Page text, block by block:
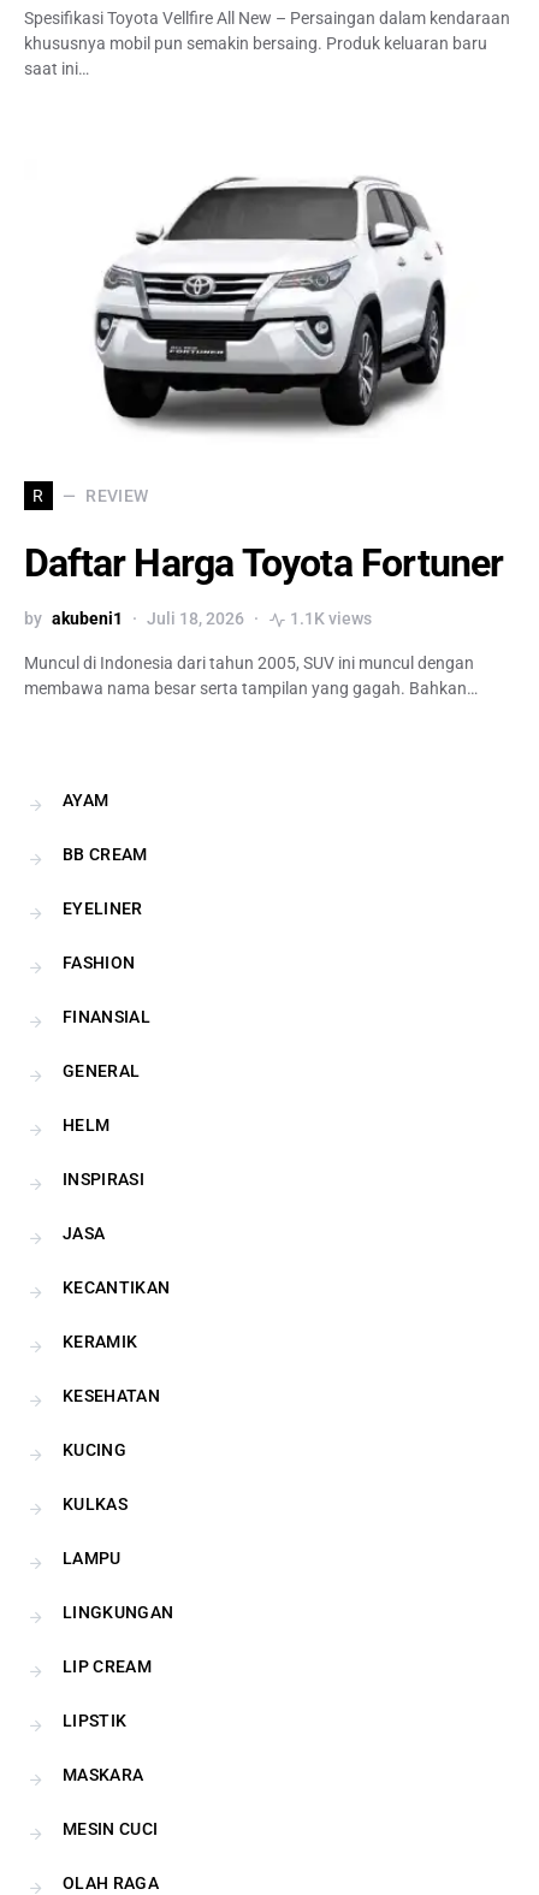
Spesifikasi Toyota Vellfire All New – Persaingan dalam kendaraan
khususnya mobil pun semakin bersaing. Produk keluaran baru
saat ini…
R REVIEW
Daftar Harga Toyota Fortuner
by akubeni1 Juli 18, 2026 1.1K views
Muncul di Indonesia dari tahun 2005, SUV ini muncul dengan
membawa nama besar serta tampilan yang gagah. Bahkan…
AYAM
BB CREAM
EYELINER
FASHION
FINANSIAL
GENERAL
HELM
INSPIRASI
JASA
KECANTIKAN
KERAMIK
KESEHATAN
KUCING
KULKAS
LAMPU
LINGKUNGAN
LIP CREAM
LIPSTIK
MASKARA
MESIN CUCI
OLAH RAGA